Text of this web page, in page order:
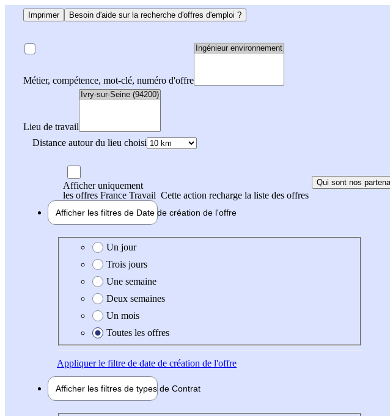
Imprimer Besoin d'aide sur la recherche d'offres d'emploi ?
Métier, compétence, mot-clé, numéro d'offre
Lieu de travail
Distance autour du lieu choisi
Afficher uniquement
les offres France Travail Cette action recharge la liste des offres
Qui sont nos
Afficher les filtres de Date de création de l'offre
Date de création de l'offre
Un jour
Trois jours
Une semaine
Deux semaines
Un mois
Toutes les offres
Appliquerle filtre de date de création de l'offre
Afficher les filtres de types de Contrat